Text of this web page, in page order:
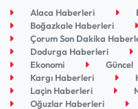
Alaca Haberleri
Boğazkale Haberleri
Çorum Son Dakika
Dodurga Haberleri
Ekonomi
Güncel
Kargı Haberleri
Laçin Haberleri
Oğuzlar Haberleri